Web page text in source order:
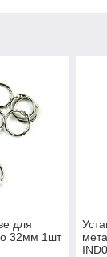
для
32мм 1шт